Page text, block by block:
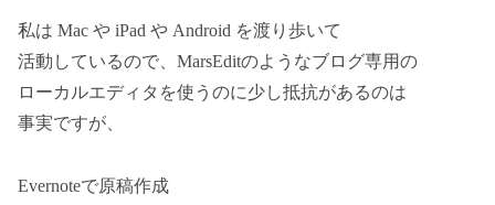
私は Mac や iPad や Android を渡り歩いて
活動しているので、MarsEditのようなブログ専用の
ローカルエディタを使うのに少し抵抗があるのは
事実ですが、
Evernoteで原稿作成